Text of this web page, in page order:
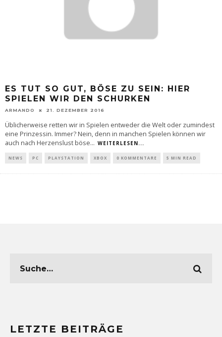
ES TUT SO GUT, BÖSE ZU SEIN: HIER
SPIELEN WIR DEN SCHURKEN
ARMANDO 21. DEZEMBER 2016
Üblicherweise retten wir in Spielen entweder die Welt oder zumindest
eine Prinzessin. Immer? Nein, denn in manchen Spielen können wir
auch nach Herzenslust böse... WEITERLESEN...
NEWS PC PLAYSTATION XBOX 0 KOMMENTARE 5 MIN READ
LETZTE BEITRÄGE